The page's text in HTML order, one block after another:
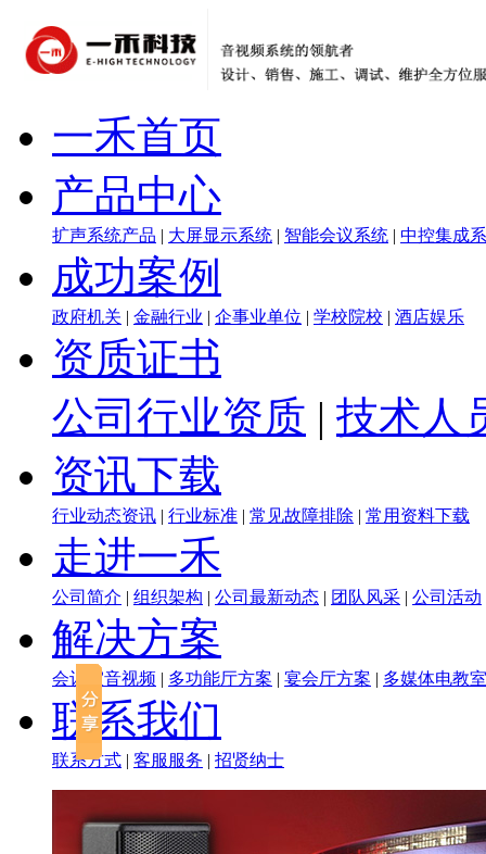
一禾首页
产品中心
扩声系统产品 | 大屏显示系统 | 智能会议系统 | 中控集成
成功案例
政府机关 | 金融行业 | 企事业单位 | 学校院校 | 酒店娱乐
资质证书
公司行业资质 | 技术人
资讯下载
行业动态资讯 | 行业标准 | 常见故障排除 | 常用资料下载
走进一禾
公司简介 | 组织架构 | 公司最新动态 | 团队风采 | 公司活动
解决方案
会议室音视频 | 多功能厅方案 | 宴会厅方案 | 多媒体电教室
联系我们
联系方式 | 客服服务 | 招贤纳士